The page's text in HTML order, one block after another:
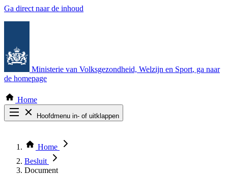
Ga direct naar de inhoud
Ministerie van Volksgezondheid, Welzijn en Sport, ga naar
de homepage
Home
Hoofdmenu in- of uitklappen
Thema COVID-19
Bekijk per bestuursorgaan
Home
Besluit
Document